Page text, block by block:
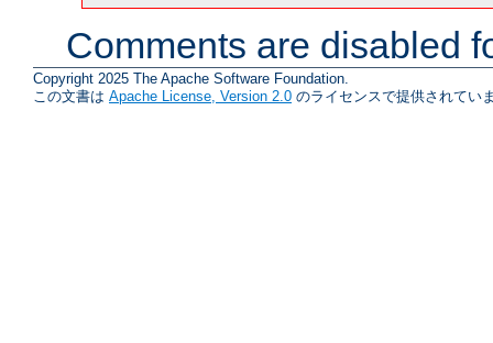
Comments are disabled
Copyright 2025 The Apache Software Foundation.
この文書は Apache License, Version 2.0 のライセンスで提供されてい